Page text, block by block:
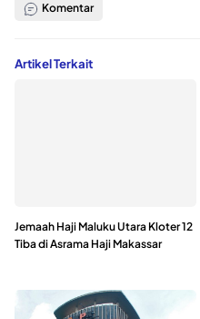
Komentar
Artikel Terkait
Jemaah Haji Maluku Utara Kloter 12
Tiba di Asrama Haji Makassar